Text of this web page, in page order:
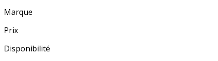
Marque
Prix
Disponibilité